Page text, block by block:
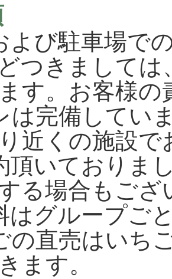
よび駐車場で
つきまして
す。お客様
は完備してい
近くの施設で
頂いておりま
る場合もござ
はグループご
の直売はいち
ます。